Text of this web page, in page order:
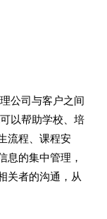
公司与客户之间
以帮助学校、培
流程、课程安
息的集中管理，
关者的沟通，从